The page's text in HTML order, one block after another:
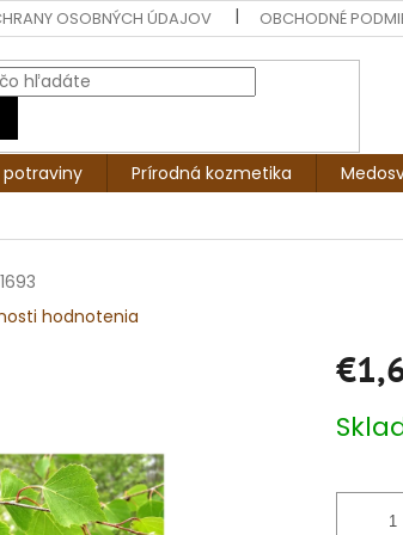
OSOBNÝCH ÚDAJOV OBCHODNÉ
potraviny Prírodná kozmetika
hodnotenia
cena: